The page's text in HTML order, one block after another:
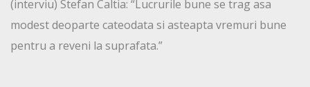
(interviu) Stefan Caltia: “Lucrurile bune se trag asa
modest deoparte cateodata si asteapta vremuri bune
pentru a reveni la suprafata.”